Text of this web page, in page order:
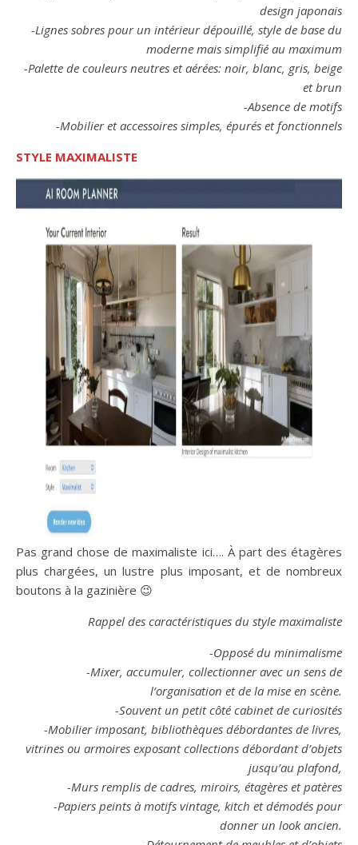
design japonais
-Lignes sobres pour un intérieur dépouillé, style de base du
moderne mais simplifié au maximum
-Palette de couleurs neutres et aérées: noir, blanc, gris, beige
et brun
-Absence de motifs
-Mobilier et accessoires simples, épurés et fonctionnels
STYLE MAXIMALISTE
Pas grand chose de maximaliste ici…. À part des étagères
plus chargées, un lustre plus imposant, et de nombreux
boutons à la gazinière 😉
Rappel des caractéristiques du style maximaliste
-Opposé du minimalisme
-Mixer, accumuler, collectionner avec un sens de
l’organisation et de la mise en scène.
-Souvent un petit côté cabinet de curiosités
-Mobilier imposant, bibliothèques débordantes de livres,
vitrines ou armoires exposant collections débordant d’objets
jusqu’au plafond,
-Murs remplis de cadres, miroirs, étagères et patères
-Papiers peints à motifs vintage, kitch et démodés pour
donner un look ancien.